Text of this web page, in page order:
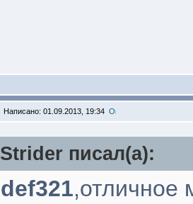
Написано: 01.09.2013, 19:34
Strider писал(a):
def321,отличное